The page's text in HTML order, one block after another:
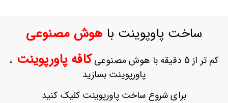
حساب
ثبت
بازیابی
ساخت پاوپوینت باهوش مصنوعی
کم تر از 5 دقیقه با هوش مصنوعی کافه پاورپوینت ،
پاورپوینت بسازید
برای شروع ساخت پاورپوینت کلیک کنید